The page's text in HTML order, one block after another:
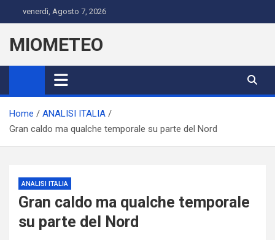
to
content
venerdì, Agosto 7, 2026
MIOMETEO
Home
ANALISI ITALIA
Gran caldo ma qualche temporale su parte del Nord
ANALISI ITALIA
Gran caldo ma qualche temporale
su parte del Nord